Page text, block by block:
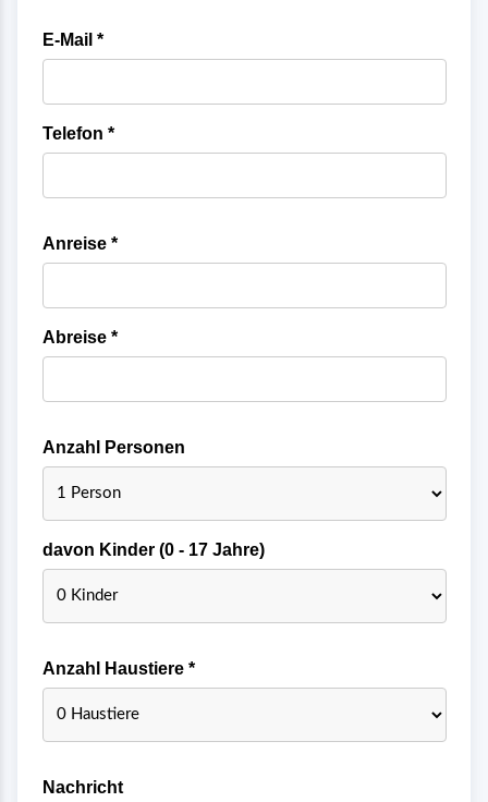
E-Mail *
Telefon *
Anreise *
Abreise *
Anzahl Personen
davon Kinder (0 - 17 Jahre)
Anzahl Haustiere *
Nachricht